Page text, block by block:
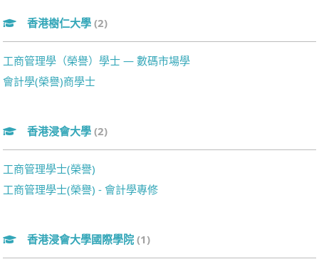
香港樹仁大學 (2)
工商管理學（榮譽）學士 — 數碼市場學
會計學(榮譽)商學士
香港浸會大學 (2)
工商管理學士(榮譽)
工商管理學士(榮譽) - 會計學專修
香港浸會大學國際學院 (1)